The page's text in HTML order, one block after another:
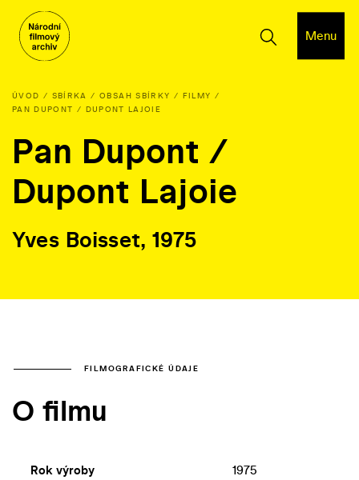
Menu
ÚVOD SBÍRKA OBSAH SBÍRKY
FILMY
PAN DUPONT / DUPONT LAJOIE
Pan Dupont /
Dupont Lajoie
Yves Boisset, 1975
FILMOGRAFICKÉ ÚDAJE
O filmu
Rok výroby 1975